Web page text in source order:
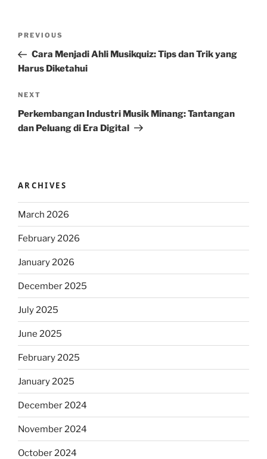
Previous
Post
PREVIOUS
Cara Menjadi Ahli Musikquiz: Tips dan Trik yang
Harus Diketahui
Next
Post
NEXT
Perkembangan Industri Musik Minang: Tantangan
dan Peluang di Era Digital
ARCHIVES
March 2026
February 2026
January 2026
December 2025
July 2025
June 2025
February 2025
January 2025
December 2024
November 2024
October 2024